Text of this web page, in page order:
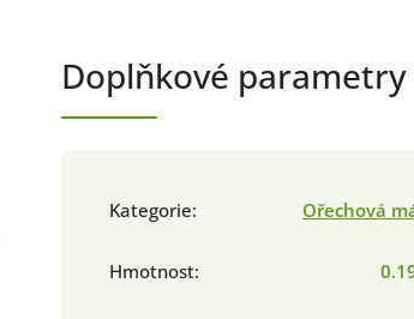
Doplňkové parametry
Kategorie: Ořechová
Hmotnost: